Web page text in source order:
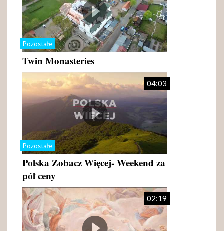
Pozostałe
Twin Monasteries
Pozostałe
04:03
Polska Zobacz Więcej- Weekend za
pół ceny
02:19